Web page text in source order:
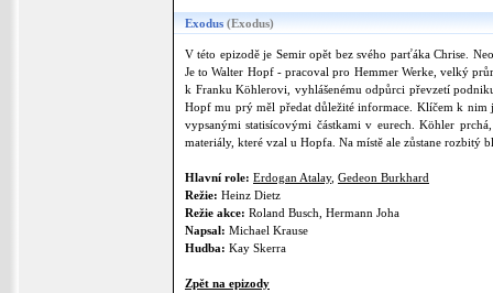
Exodus (Exodus)
V této epizodě je Semir opět bez svého parťáka Chrise.
Je to Walter Hopf - pracoval pro Hemmer Werke, velký
k Franku Köhlerovi, vyhlášenému odpůrci převzetí
Hopf mu prý měl předat důležité informace. Klíčem k nim
vypsanými statisícovými částkami v eurech. Köhler
materiály, které vzal u Hopfa. Na místě ale zůstane
Hlavní role: Erdogan Atalay, Gedeon Burkhard
Režie: Heinz Dietz
Režie akce: Roland Busch, Hermann Joha
Napsal: Michael Krause
Hudba: Kay Skerra
Zpět na epizody